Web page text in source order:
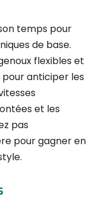
temps pour
de base.
flexibles et
anticiper les
et les
pas
pour gagner en